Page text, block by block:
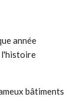
année
l'histoire
bâtiments